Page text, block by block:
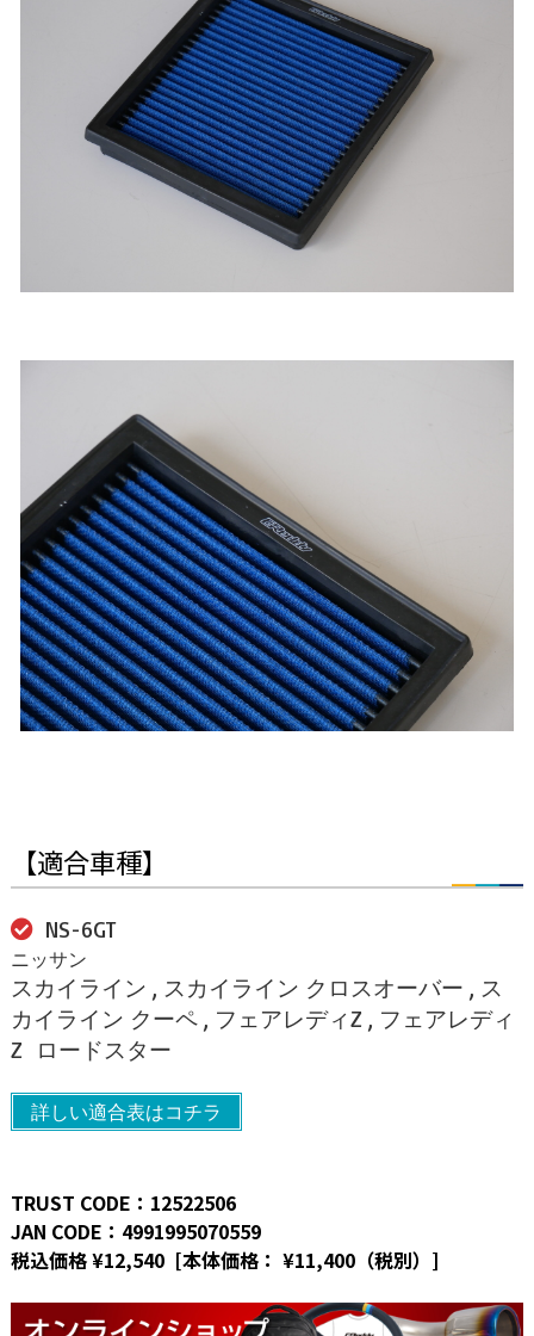
【適合車種】
NS-6GT
ニッサン
スカイライン , スカイライン クロスオーバー , ス
カイライン クーペ , フェアレディZ , フェアレディ
Z ロードスター
詳しい適合表はコチラ
TRUST CODE：12522506
JAN CODE：4991995070559
税込価格 ¥12,540 [本体価格： ¥11,400（税別）]